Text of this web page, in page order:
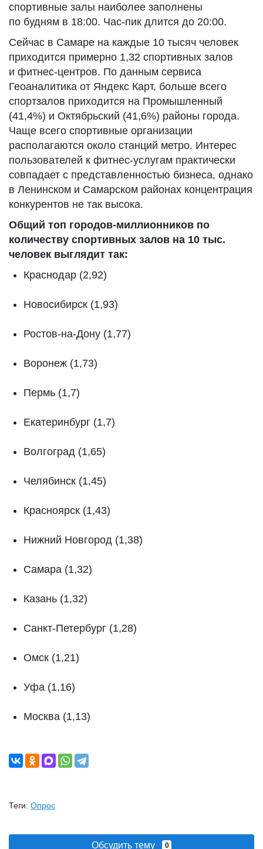
спортивные залы наиболее заполнены
по будням в 18:00. Час-пик длится до 20:00.
Сейчас в Самаре на каждые 10 тысяч человек
приходится примерно 1,32 спортивных залов
и фитнес-центров. По данным сервиса
Геоаналитика от Яндекс Карт, больше всего
спортзалов приходится на Промышленный
(41,4%) и Октябрьский (41,6%) районы города.
Чаще всего спортивные организации
располагаются около станций метро. Интерес
пользователей к фитнес-услугам практически
совпадает с представленностью бизнеса, однако
в Ленинском и Самарском районах концентрация
конкурентов не так высока.
Общий топ городов-миллионников по
количеству спортивных залов на 10 тыс.
человек выглядит так:
Краснодар (2,92)
Новосибирск (1,93)
Ростов-на-Дону (1,77)
Воронеж (1,73)
Пермь (1,7)
Екатеринбург (1,7)
Волгоград (1,65)
Челябинск (1,45)
Красноярск (1,43)
Нижний Новгород (1,38)
Самара (1,32)
Казань (1,32)
Санкт-Петербург (1,28)
Омск (1,21)
Уфа (1,16)
Москва (1,13)
Теги: Опрос
Обсудить тему 0